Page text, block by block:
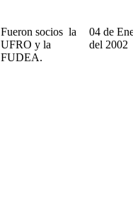
Fueron socios la
UFRO y la
FUDEA.
04 de
del 2002